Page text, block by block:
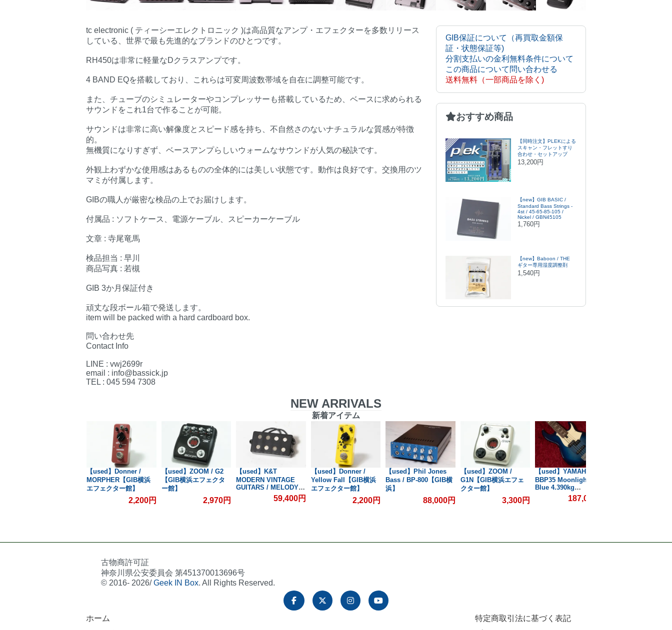
tc electronic ( ティーシーエレクトロニック )は高品質なアンプ・エフェクターを多数リリース
している、世界で最も先進的なブランドのひとつです。
RH450は非常に軽量なDクラスアンプです。
4 BAND EQを搭載しており、これらは可変周波数帯域を自在に調整可能です。
また、チューブのシミュレーターやコンプレッサーも搭載しているため、ベースに求められる
サウンドをこれ1台で作ることが可能。
サウンドは非常に高い解像度とスピード感を持ち、不自然さのないナチュラルな質感が特徴
的。
無機質になりすぎず、ベースアンプらしいウォームなサウンドが人気の秘訣です。
外観上わずかな使用感はあるものの全体的には美しい状態です。動作は良好です。交換用のツ
マミが付属します。
GIBの職人が厳密な検品の上でお届けします。
付属品 : ソフトケース、電源ケーブル、スピーカーケーブル
文章 : 寺尾竜馬
検品担当 : 早川
商品写真 : 若槻
GIB 3か月保証付き
頑丈な段ボール箱で発送します。
item will be packed with a hard cardboard box.
問い合わせ先
Contact Info
LINE : vwj2699r
email : info@bassick.jp
TEL : 045 594 7308
GIB保証について（再買取金額保
証・状態保証等)
分割支払いの金利無料条件について
この商品について問い合わせる
送料無料（一部商品を除く)
おすすめ商品
【同時注文】PLEKによる
スキャン・フレットすり
合わせ・セットアップ
13,200円
【new】GIB BASIC /
Standard Bass Strings -
4st / 45-65-85-105 /
Nickel / GBN45105
1,760円
【new】Baboon / THE
ギター専用湿度調整剤
1,540円
NEW ARRIVALS
新着アイテム
【used】Donner /
MORPHER【GIB横浜
エフェクター館】
2,200円
【used】ZOOM / G2
【GIB横浜エフェクタ
ー館】
2,970円
【used】K&T
MODERN VINTAGE
GUITARS / MELODY
MAN【GIB横浜】59,400円
【used】Donner /
Yellow Fall【GIB横浜
エフェクター館】
2,200円
【used】Phil Jones
Bass / BP-800【GIB横
浜】
88,000円
【used】ZOOM /
G1N【GIB横浜エフェ
クター館】
3,300円
【used】YAMAHA /
BBP35 Moonlight
Blue 4.390kg
#ILM248E【GIB横浜】
187,000円
古物商許可証
神奈川県公安委員会 第451370013696号
© 2016- 2026/Geek IN Box. All Rights Reserved.
ホーム
特定商取引法に基づく表記